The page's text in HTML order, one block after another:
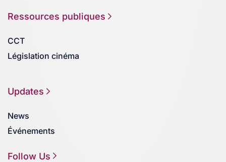
Ressources publiques
CCT
Législation cinéma
Updates
News
Événements
Follow Us